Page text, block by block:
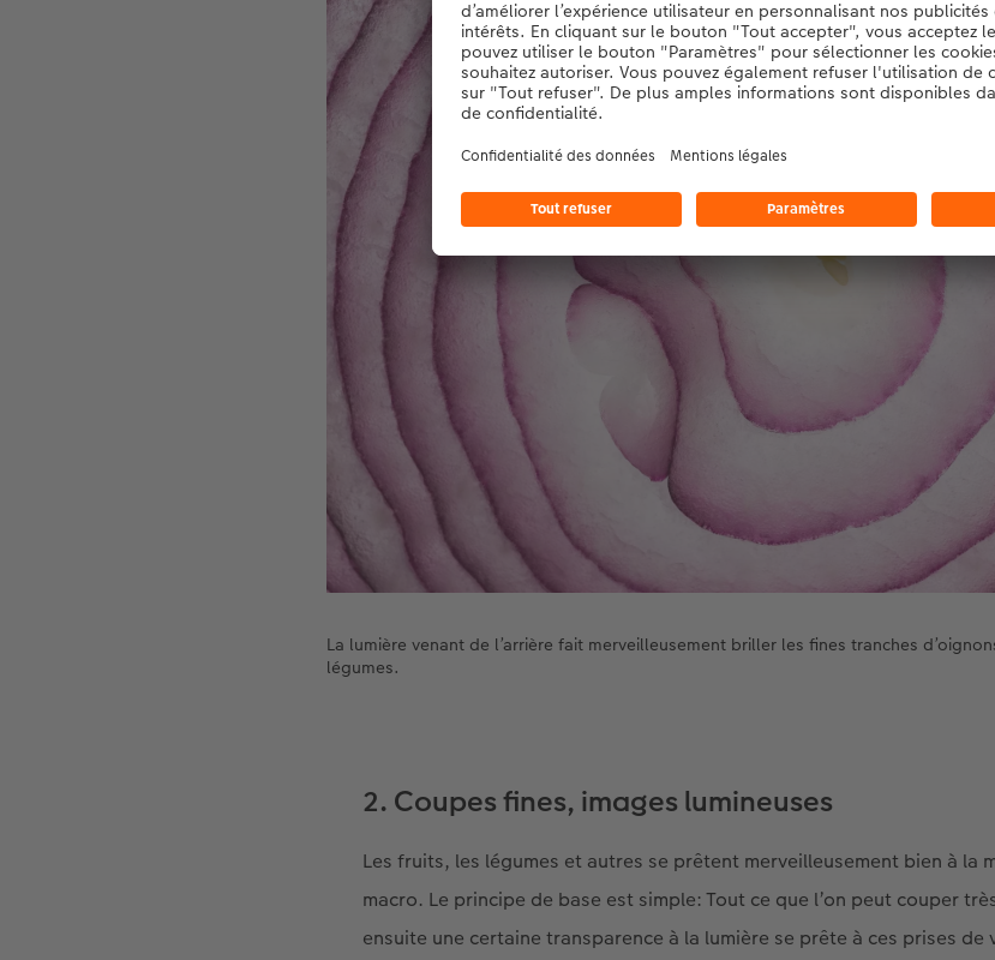
La lumière venant de l’arrière fait merveilleusement briller les fines tranches
légumes.
2. Coupes fines, images lumineuses
Les fruits, les légumes et autres se prêtent merveilleusement bien à la
macro. Le principe de base est simple: Tout ce que l’on peut couper
ensuite une certaine transparence à la lumière se prête à ces prises de